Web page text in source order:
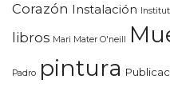
Corazón Instalación
libros Mari Mater O'neill
Padro pintura